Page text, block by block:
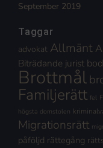
September 2019
Taggar
advokat Allmänt
Biträdande jurist
Brottmål
Familjerätt fel
högsta domstolen
Migrationsrätt
påföljd rättegång